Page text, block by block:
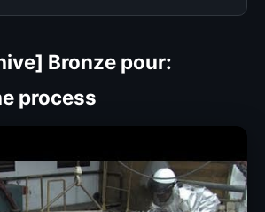
Bronze pour:
process